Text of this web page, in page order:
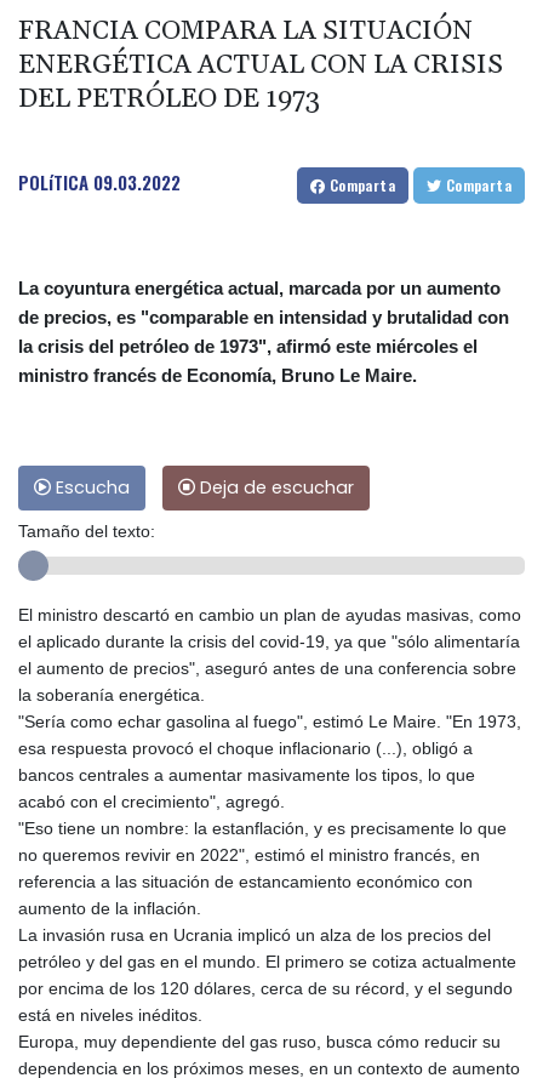
FRANCIA COMPARA LA SITUACIÓN
ENERGÉTICA ACTUAL CON LA CRISIS
DEL PETRÓLEO DE 1973
POLíTICA 09.03.2022 Comparta Comparta
La coyuntura energética actual, marcada por un aumento
de precios, es "comparable en intensidad y brutalidad con
la crisis del petróleo de 1973", afirmó este miércoles el
ministro francés de Economía, Bruno Le Maire.
Escucha Deja de escuchar
Tamaño del texto:
El ministro descartó en cambio un plan de ayudas masivas, como
el aplicado durante la crisis del covid-19, ya que "sólo alimentaría
el aumento de precios", aseguró antes de una conferencia sobre
la soberanía energética.
"Sería como echar gasolina al fuego", estimó Le Maire. "En 1973,
esa respuesta provocó el choque inflacionario (...), obligó a
bancos centrales a aumentar masivamente los tipos, lo que
acabó con el crecimiento", agregó.
"Eso tiene un nombre: la estanflación, y es precisamente lo que
no queremos revivir en 2022", estimó el ministro francés, en
referencia a las situación de estancamiento económico con
aumento de la inflación.
La invasión rusa en Ucrania implicó un alza de los precios del
petróleo y del gas en el mundo. El primero se cotiza actualmente
por encima de los 120 dólares, cerca de su récord, y el segundo
está en niveles inéditos.
Europa, muy dependiente del gas ruso, busca cómo reducir su
dependencia en los próximos meses, en un contexto de aumento